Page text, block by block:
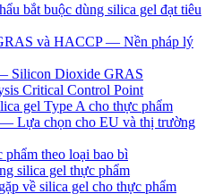
bắt buộc dùng silica gel đạt tiêu
và HACCP — Nền pháp lý
Silicon Dioxide GRAS
Critical Control Point
gel Type A cho thực phẩm
Lựa chọn cho EU và thị trường
theo loại bao bì
silica gel thực phẩm
về silica gel cho thực phẩm